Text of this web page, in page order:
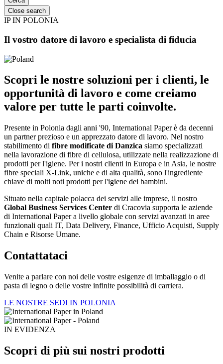
Close search
IP IN POLONIA
Il vostro datore di lavoro e specialista di fiducia
Scopri le nostre soluzioni per i clienti, le
opportunità di lavoro e come creiamo
valore per tutte le parti coinvolte.
Presente in Polonia dagli anni '90, International Paper è da decenni
un partner prezioso e un apprezzato datore di lavoro. Nel nostro
stabilimento di fibre modificate di Danzica siamo specializzati
nella lavorazione di fibre di cellulosa, utilizzate nella realizzazione di
prodotti per l'igiene. Per i nostri clienti in Europa e in Asia, le nostre
fibre speciali X-Link, uniche e di alta qualità, sono l'ingrediente
chiave di molti noti prodotti per l'igiene dei bambini.
Situato nella capitale polacca dei servizi alle imprese, il nostro
Global Business Services Center di Cracovia supporta le aziende
di International Paper a livello globale con servizi avanzati in aree
funzionali quali IT, Data Delivery, Finance, Ufficio Acquisti, Supply
Chain e Risorse Umane.
Contattataci
Venite a parlare con noi delle vostre esigenze di imballaggio o di
pasta di legno o delle vostre infinite possibilità di carriera.
LE NOSTRE SEDI IN POLONIA
IN EVIDENZA
Scopri di più sui nostri prodotti